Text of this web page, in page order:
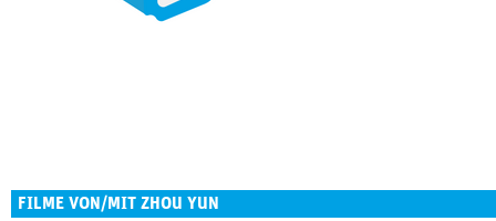
FILME VON/MIT ZHOU YUN